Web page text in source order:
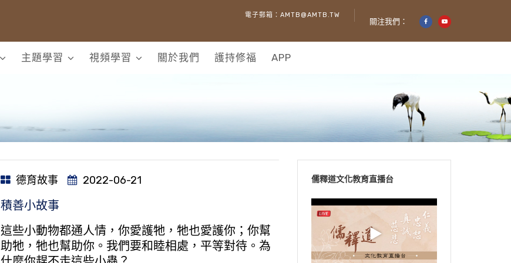
電子郵箱：AMTB@AMTB.TW
關注我們：
主題學習 視頻學習 關於我們 護持修福 APP
德育故事 2022-06-21
積善小故事
這些小動物都通人情，你愛護牠，牠也愛護你；你幫
助牠，牠也幫助你。我們要和睦相處，平等對待。為
儒釋道文化教育直播台